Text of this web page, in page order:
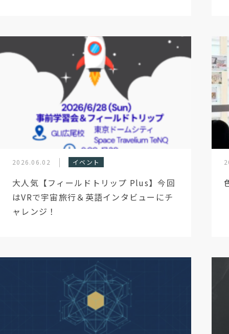
2026.06.02 イベント
大人気【フィールドトリップ Plus】今回
はVRで宇宙旅行＆英語インタビューにチ
ャレンジ！